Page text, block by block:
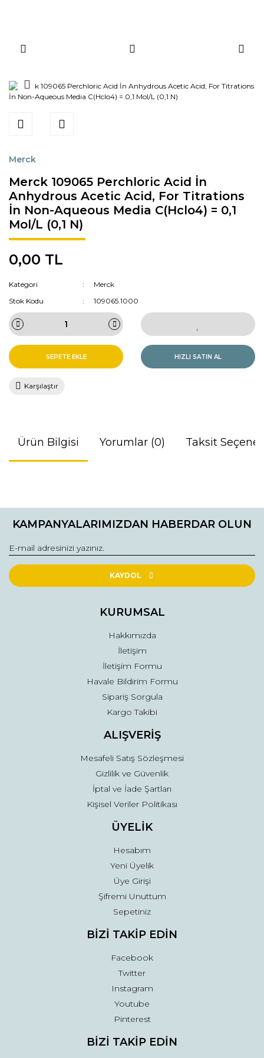
Merck
Merck 109065 Perchloric Acid İn
Anhydrous Acetic Acid, For Titrations
İn Non-Aqueous Media C(Hclo4) = 0,1
Mol/L (0,1 N)
0,00 TL
Kategori
Merck
Stok Kodu
109065.1000
SEPETE EKLE HIZLI SATIN AL
Karşılaştır
Ürün Bilgisi Yorumlar (0) Taksit
konularda yetersiz gördüğünüz noktaları öneri formunu
Görüş ve önerileriniz için teşekkür ederiz.
Ürün resmi kalitesiz, bozuk veya görüntülenemiyor.
Ürün açıklamasında eksik bilgiler bulunuyor.
Ürün fiyatı diğer sitelerden daha pahalı.
Gönder
KAMPANYALARIMIZDAN HABERDAR OLUN
KAYDOL
KURUMSAL
Hakkımızda
İletişim
İletişim Formu
Havale Bildirim Formu
Sipariş Sorgula
Kargo Takibi
ALIŞVERİŞ
Mesafeli Satış Sözleşmesi
Gizlilik ve Güvenlik
İptal ve İade Şartları
Kişisel Veriler Politikası
ÜYELİK
Hesabım
Yeni Üyelik
Üye Girişi
Şifremi Unuttum
Sepetiniz
BİZİ TAKİP EDİN
Facebook
Twitter
Instagram
Youtube
Pinterest
BİZİ TAKİP EDİN